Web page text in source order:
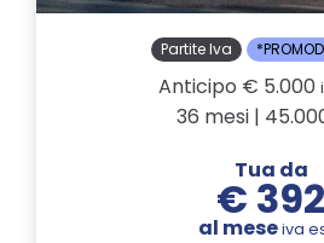
Partite Iva
Anticipo € 5.000
36 mesi |
Tua da
€ 392
al meseiva